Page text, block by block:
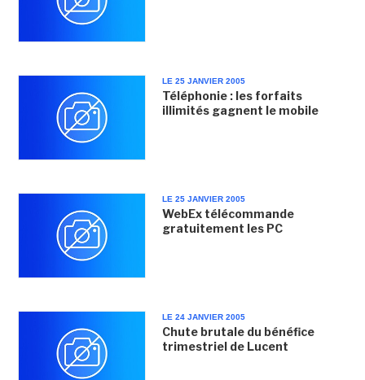
LE 25 JANVIER 2005
Téléphonie : les forfaits
illimités gagnent le mobile
LE 25 JANVIER 2005
WebEx télécommande
gratuitement les PC
LE 24 JANVIER 2005
Chute brutale du bénéfice
trimestriel de Lucent